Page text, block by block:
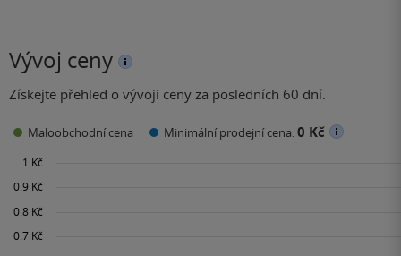
Vývoj ceny
Získejte přehled o vývoji ceny za posledních 60 dní.
Maloobchodní cena Minimální prodejní cena:0 Kč